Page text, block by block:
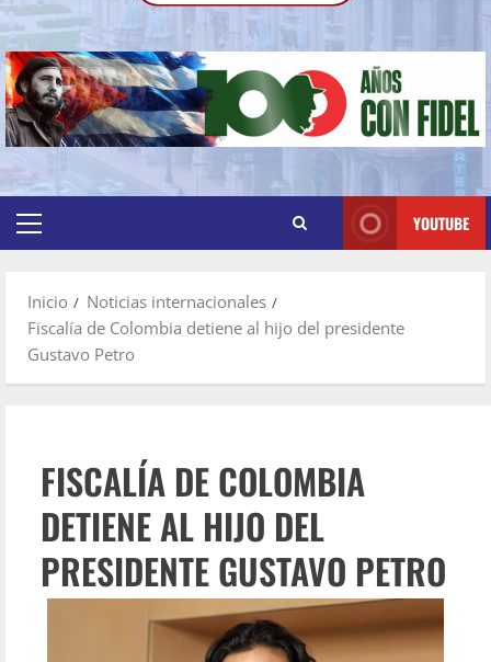
YOUTUBE
Inicio
Noticias internacionales
Fiscalía de Colombia detiene al hijo del presidente
Gustavo Petro
FISCALÍA DE COLOMBIA
DETIENE AL HIJO DEL
PRESIDENTE GUSTAVO PETRO